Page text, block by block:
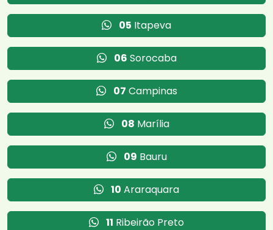
05 Itapeva
06 Sorocaba
07 Campinas
08 Marília
09 Bauru
10 Araraquara
11 Ribeirão Preto